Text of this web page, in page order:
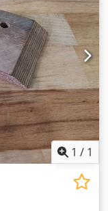
1 / 1